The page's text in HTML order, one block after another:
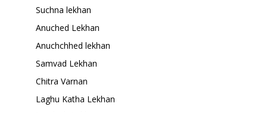
Suchna lekhan
Anuched Lekhan
Anuchchhed lekhan
Samvad Lekhan
Chitra Varnan
Laghu Katha Lekhan